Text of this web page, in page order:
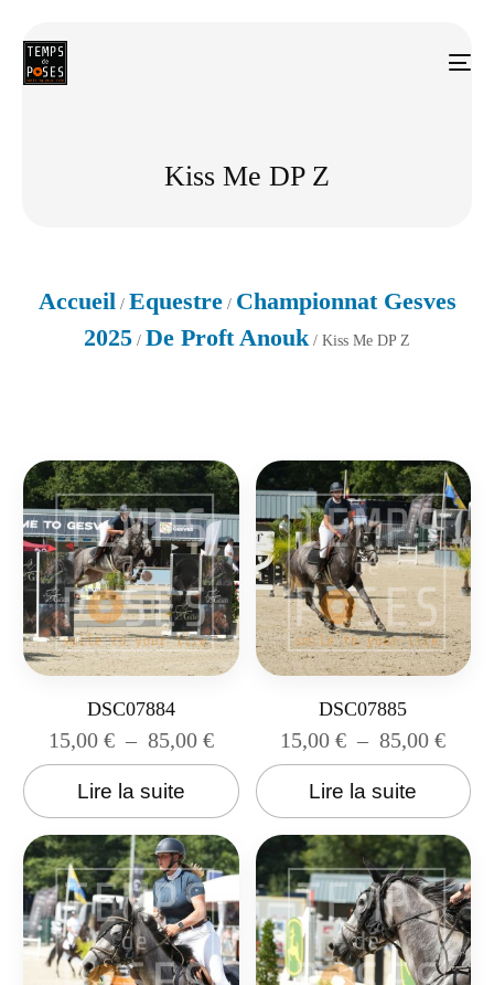
Kiss Me DP Z
Accueil / Equestre/ Championnat Gesves
2025 / De Proft Anouk / Kiss Me DP Z
DSC07884
15,00 € – 85,00 €
Lire la suite
DSC07885
15,00€ – 85,00€
Lire la suite